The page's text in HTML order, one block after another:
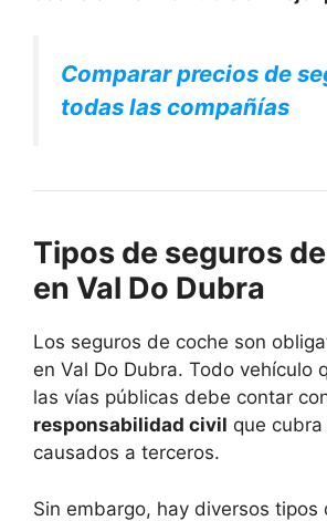
Comparar precios de
todas las compañías
Tipos de seguros
en Val Do Dubra
Los seguros de coche son
en Val Do Dubra. Todo vehículo
las vías públicas debe contar
responsabilidad civil que
causados a terceros.
Sin embargo, hay diversos tipos